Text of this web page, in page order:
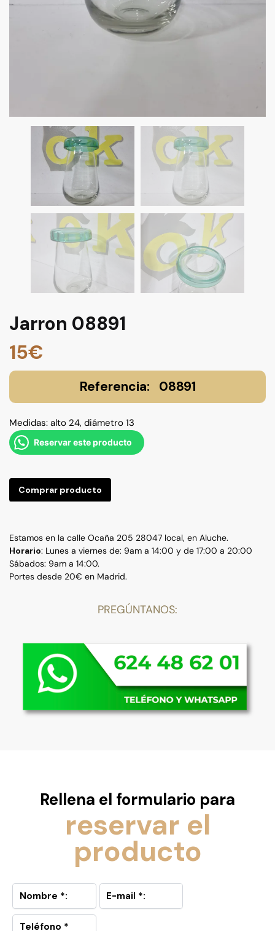
Jarron 08891
15€
08891
Medidas: alto 24, diámetro 13
Reservar este producto
Comprar producto
Estamos en la calle Ocaña 205 28047 local, en Aluche.
Horario: Lunes a viernes de: 9am a 14:00 y de 17:00 a 20:00
Sábados: 9am a 14:00.
Portes desde 20€ en Madrid.
PREGÚNTANOS:
Rellena el formulario para
reservar el
producto